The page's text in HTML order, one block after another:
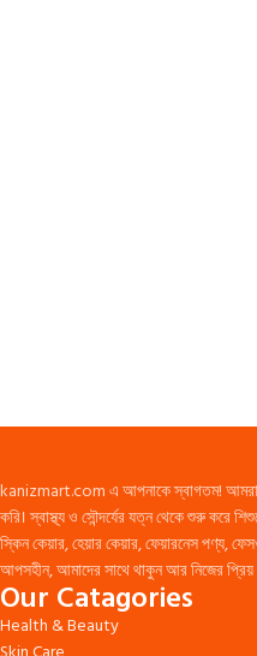
kanizmart.com এ আপনাকে স্বাগতম! আমরা
করি। স্বাস্থ্য ও সৌন্দর্যের যত্ন থেকে শুরু করে
স্কিন কেয়ার, হেয়ার কেয়ার, ফেয়ারনেস পণ্য,
আপসহীন, আমাদের সাথে থাকুন আর নিজের প্রিয়
Our Catagories
Health & Beauty